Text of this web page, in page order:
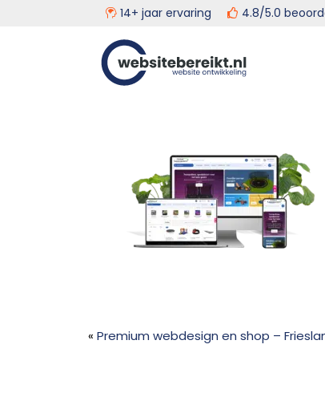
14+ jaar ervaring 4.8/5.0
Websitebereikt.nl
« Premium webdesign en shop –